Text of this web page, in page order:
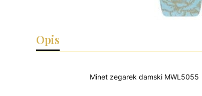
Opis
Minet zegarek damski MWL5055